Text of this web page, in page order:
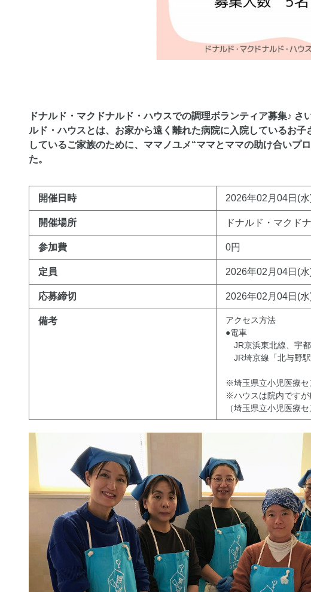
ドナルド・マクドナルド・ハウスでの調理ボランティア募集♪
ルド・ハウスとは、お家から遠く離れた病院に入院しているお
しているご家族のために、ママノユメ“ママとママの助け合いプ
た。
開催日時 2026年02月04日(
開催場所 ドナルド・マクド
参加費 0円
定員 2026年02月04日(
応募締切 2026年02月04日(
備考
アクセス方法
●電車
JR京浜東北線、宇
JR埼京線「北与野
※埼玉県立小児医療セ
※ハウスは院内ですが
（埼玉県立小児医療